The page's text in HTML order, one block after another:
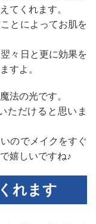
てくれます。
とによってお肌を
々日と更に効果を
すよ。
法の光です。
ただけると思いま
のでメイクをすぐ
嬉しいですね♪
れます